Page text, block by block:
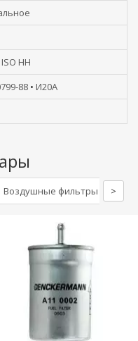
ISO НН
88 • И20А
Воздушные фильтры >